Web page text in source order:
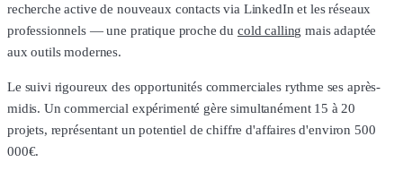
recherche active de nouveaux contacts via LinkedIn et les réseaux
professionnels — une pratique proche ducold calling mais adaptée
aux outils modernes.
Le suivi rigoureux des opportunités commerciales rythme ses après-
midis. Un commercial expérimenté gère simultanément 15 à 20
projets, représentant un potentiel de chiffre d'affaires d'environ 500
000€.